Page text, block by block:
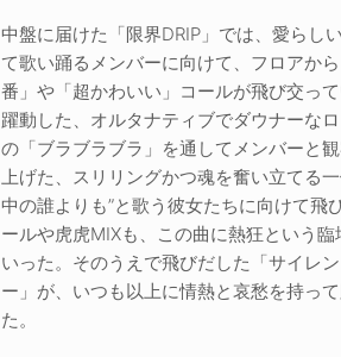
中盤に届けた「限界DRIP」では、愛らし
て歌い踊るメンバーに向けて、フロアか
番」や「超かわいい」コールが飛び交っ
躍動した、オルタナティブでダウナーな
の「ブラブラブラ」を通してメンバーと
上げた、スリリングかつ魂を奮い立てる
中の誰よりも”と歌う彼女たちに向けて飛
ールや虎虎MIXも、この曲に熱狂という臨
いった。そのうえで飛びだした「サイレ
ー」が、いつも以上に情熱と哀愁を持っ
た。